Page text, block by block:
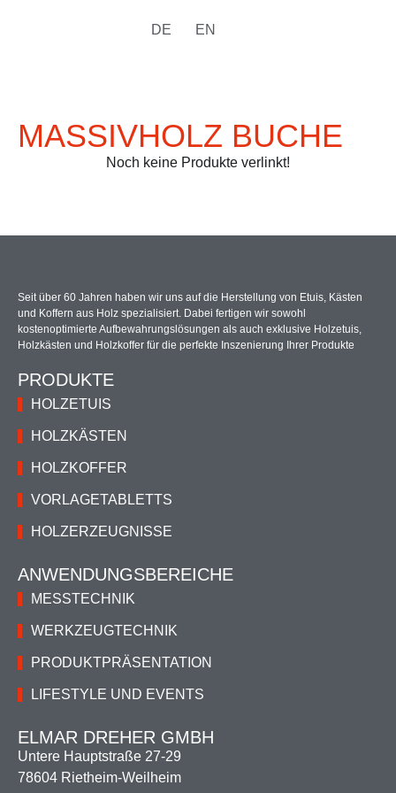
DE EN
MASSIVHOLZ BUCHE
Noch keine Produkte verlinkt!
Seit über 60 Jahren haben wir uns auf die Herstellung von Etuis, Kästen
und Koffern aus Holz spezialisiert. Dabei fertigen wir sowohl
kostenoptimierte Aufbewahrungslösungen als auch exklusive Holzetuis,
Holzkästen und Holzkoffer für die perfekte Inszenierung Ihrer Produkte
PRODUKTE
HOLZETUIS
HOLZKÄSTEN
HOLZKOFFER
VORLAGETABLETTS
HOLZERZEUGNISSE
ANWENDUNGSBEREICHE
MESSTECHNIK
WERKZEUGTECHNIK
PRODUKTPRÄSENTATION
LIFESTYLE UND EVENTS
ELMAR DREHER GMBH
Untere Hauptstraße 27-29
78604 Rietheim-Weilheim